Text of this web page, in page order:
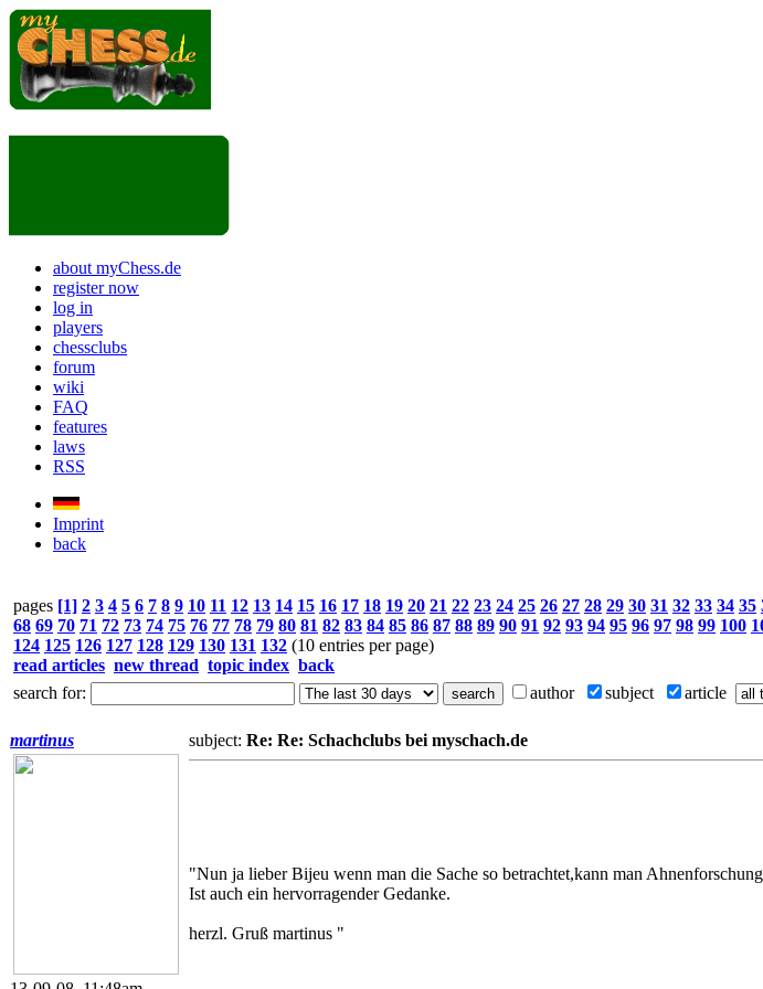
about myChess.de
register now
log in
players
chessclubs
forum
wiki
FAQ
features
laws
RSS
Imprint
back
pages [1] 2 3 4 5 6 7 8 9 10 11 12 13 14 15 16 17 18 19 20 21 22 23 24 25 26 27 28 29 30 31 32 33 34 35
68 69 70 71 72 73 74 75 76 77 78 79 80 81 82 83 84 85 86 87 88 89 90 91 92 93 94 95 96 97 98 99 100
124 125 126 127 128 129 130 131 132 (10 entries per page)
read articles new thread topic index back
search for:
author subject article
martinus subject: Re: Re: Schachclubs bei myschach.de
"Nun ja lieber Bijeu wenn man die Sache so betrachtet,kann man
Ist auch ein hervorragender Gedanke.
herzl. Gruß martinus "